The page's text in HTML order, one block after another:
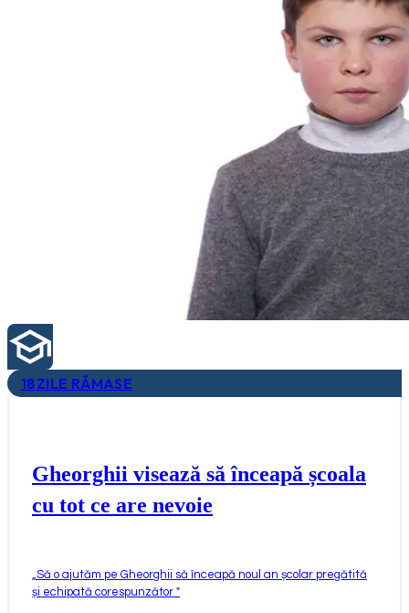
18ZILE RĂMASE
Gheorghii visează să înceapă școala
cu tot ce are nevoie
Să o ajutăm pe Gheorghii să înceapă noul an școlar pregătită
și echipată corespunzător "